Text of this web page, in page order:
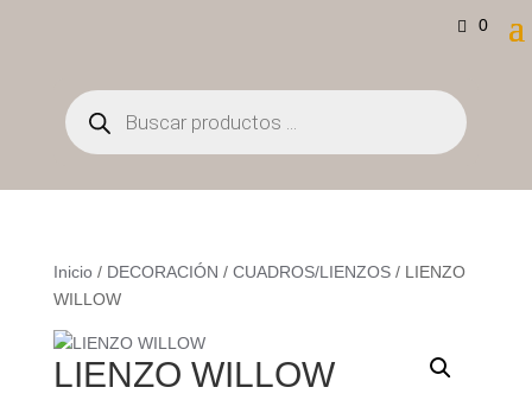
0
Búsqueda
de
productos
Inicio/ DECORACIÓN / CUADROS/LIENZOS/ LIENZO
WILLOW
LIENZO WILLOW